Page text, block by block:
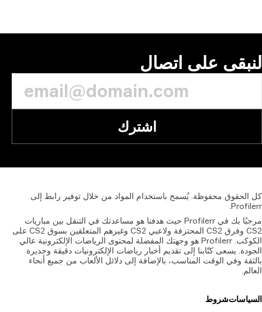
على اتصال
اشترك
الحقوق محفوظة. يُسمح باستخدام المواد من خلال توفير رابط إلى
مرحبًا بك في Profilerr حيث هدفنا هو مساعدتك في التنقل بين مباريات
CS2 وفرق CS2 المحترفة ولاعبي CS2 وغيرهم المتعلقين بسوق CS2 على
الكوكب. Profilerr هو وجهتك المفضلة لمحتوى الرياضات الإلكترونية عالي
يسعى كتّابنا إلى تقديم أخبار رياضات الإلكترونيات دقيقة وجديرة
وفي الوقت المناسب، بالإضافة إلى دلائل الألعاب من جميع أنحاء
شروط